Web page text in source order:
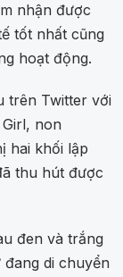
nhận được
tốt nhất cũng
hoạt động.
trên Twitter với
non
hai khối lập
thu hút được
đen và trắng
di chuyển